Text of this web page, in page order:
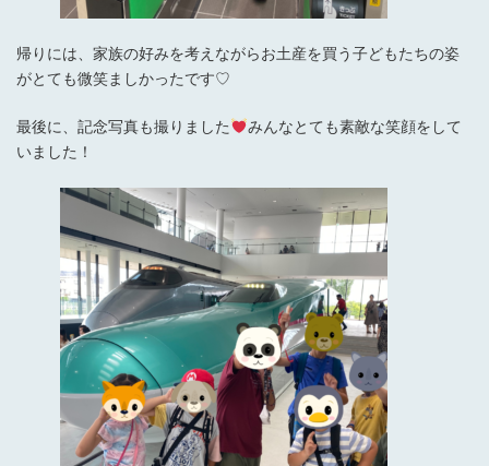
帰りには、家族の好みを考えながらお土産を買う子どもたちの姿
がとても微笑ましかったです♡
最後に、記念写真も撮りました
みんなとても素敵な笑顔をして
いました！